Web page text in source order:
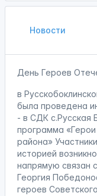
Новости
День Героев
в
была проведена
- в СДК с.Русская
программа «Герои
района»
историей
напрямую связан
Георгия
героев